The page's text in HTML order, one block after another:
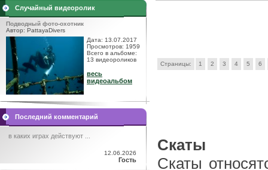
Случайный видеоролик
Подводный фото-охотник
Автор: PattayaDivers
Дата: 13.07.2017
Просмотров: 1959
Всего в альбоме:
13 видеороликов
весь
видеоальбом
Последний комментарий
в каких играх действуют ...
12.06.2026
Гость
Страницы: 1 2 3 4 5 6
Скаты
Скаты